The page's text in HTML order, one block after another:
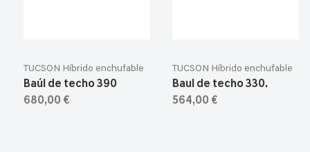
TUCSON Híbrido enchufable
Baúl de techo 390
680,00 €
TUCSON Híbrido enchufable
Baul de techo 330.
564,00 €